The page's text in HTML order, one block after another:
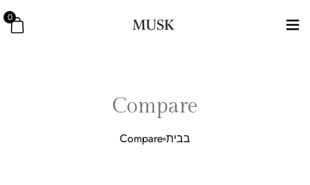
0
Compare
בבית Compare